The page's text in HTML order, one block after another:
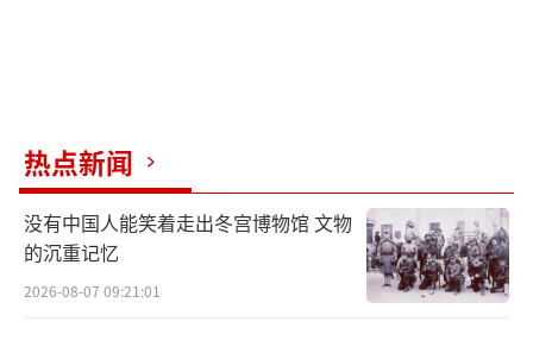
热点新闻
没有中国人能笑着走出冬宫博物馆 文物
的沉重记忆
2026-08-07 09:21:01